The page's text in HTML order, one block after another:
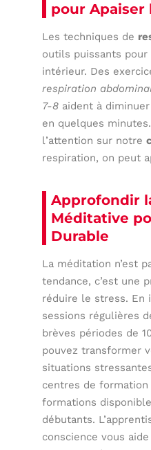
pour Apaiser
Les techniques de
outils puissants
intérieur. Des
respiration
7-8 aident à
en quelques
l’attention sur notre
respiration, on peut
Approfondir
Méditative
Durable
La méditation n’est
tendance, c’est une
réduire le stress. En
sessions régulières
brèves périodes de
pouvez transformer
situations
centres de
formations
débutants.
conscience vous